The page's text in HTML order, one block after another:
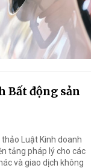
Bất động sản
Luật Kinh doanh
tảng pháp lý cho các
và giao dịch không